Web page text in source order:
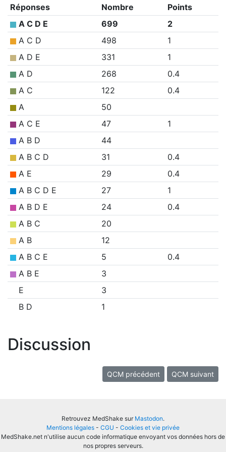
Réponses Nombre
Points
A C D E
699
2
A C D
498
1
A D E
331
1
A D
268
0.4
A C
122
0.4
A
50
A C E
47
1
A B D
44
A B C D
31
0.4
A E
29
0.4
A B C D E
27
1
A B D E
24
0.4
A B C
20
A B
12
A B C E
5
0.4
A B E
3
E
3
B D
1
Discussion
QCM précédent QCM suivant
Retrouvez MedShake sur Mastodon.
Mentions légales - CGU - Cookies et vie privée
MedShake.net n'utilise aucun code informatique envoyant vos données hors de
nos propres serveurs.